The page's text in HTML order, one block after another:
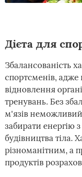
Дієта для
Збалансованість
спортсменів, адже
відновлення
тренувань. Без
м'язів
забирати енергію
будівництва тіла.
різноманітним, а
продуктів